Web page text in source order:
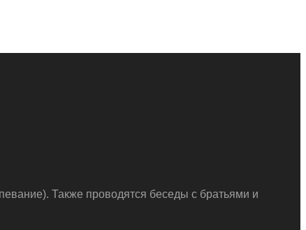
Также проводятся беседы с братьями и